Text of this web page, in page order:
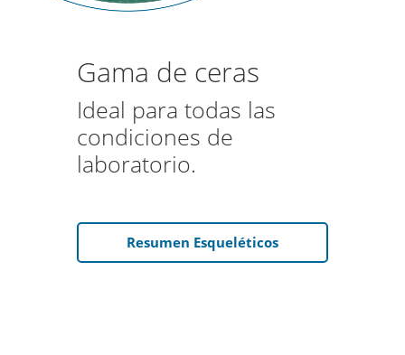
Gama de ceras
Ideal para todas las
condiciones de
laboratorio.
Resumen Esqueléticos